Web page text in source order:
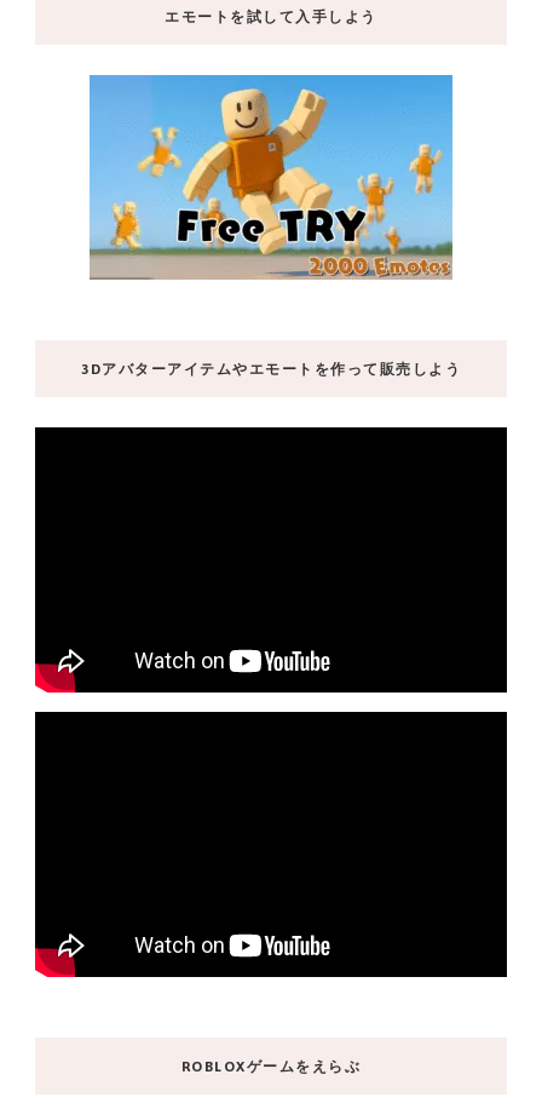
エモートを試して入手しよう
3Dアバターアイテムやエモートを作って販売しよう
ROBLOXゲームをえらぶ